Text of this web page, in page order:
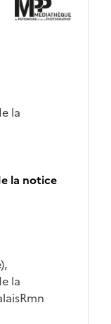
la
la notice
la